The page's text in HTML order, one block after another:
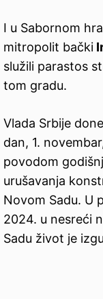
I u Sabornom
mitropolit bački
služili parastos
tom gradu.
Vlada Srbije
dan, 1.
povodom
urušavanja
Novom Sadu. U
2024. u nesreći
Sadu život je